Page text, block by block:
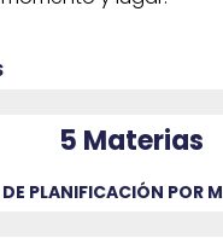
5 Materias
PLANIFICACIÓN POR